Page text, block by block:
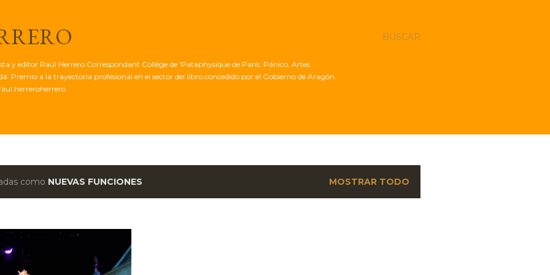
BUSCAR
y editor Raúl Herrero.Correspondant Collège de 'Pataphysique de París. Pánico, Artes
Premio a la trayectoria profesional en el sector del libro concedido por el Gobierno de Aragón.
como NUEVAS FUNCIONES MOSTRAR TODO